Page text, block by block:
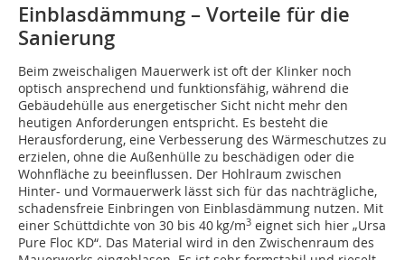
Einblasdämmung – Vorteile für die
Sanierung
Beim zweischaligen Mauerwerk ist oft der Klinker noch
optisch ansprechend und funktionsfähig, während die
Gebäudehülle aus energetischer Sicht nicht mehr den
heutigen Anforderungen entspricht. Es besteht die
Herausforderung, eine Verbesserung des Wärmeschutzes zu
erzielen, ohne die Außenhülle zu beschädigen oder die
Wohnfläche zu beeinflussen. Der Hohlraum zwischen
Hinter- und Vormauerwerk lässt sich für das nachträgliche,
schadensfreie Einbringen von Einblasdämmung nutzen. Mit
einer Schüttdichte von 30 bis 40 kg/m3 eignet sich hier „Ursa
Pure Floc KD“. Das Material wird in den Zwischenraum des